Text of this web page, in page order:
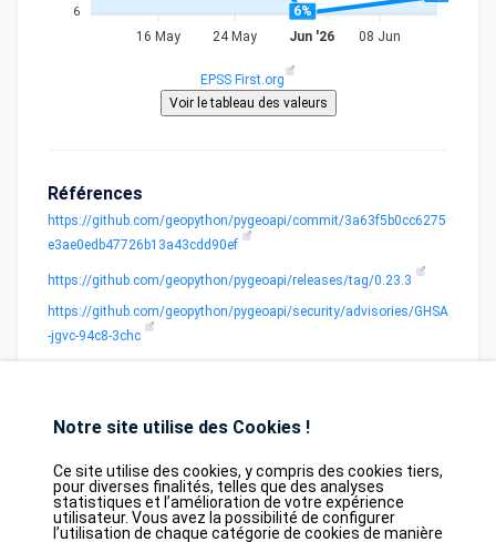
6 6%
16 May 24 May Jun '26 08 Jun
EPSS First.org
Références
https://github.com/geopython/pygeoapi/commit/3a63f5b0cc6275
e3ae0edb47726b13a43cdd90ef
https://github.com/geopython/pygeoapi/releases/tag/0.23.3
https://github.com/geopython/pygeoapi/security/advisories/GHSA
-jgvc-94c8-3chc
Database
Partners
GDPR Contact Purchase
Notre site utilise des Cookies !
Ce site utilise des cookies, y compris des cookies tiers,
pour diverses finalités, telles que des analyses
statistiques et l’amélioration de votre expérience
utilisateur. Vous avez la possibilité de configurer
l’utilisation de chaque catégorie de cookies de manière